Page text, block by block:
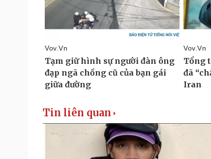
Tin liên quan